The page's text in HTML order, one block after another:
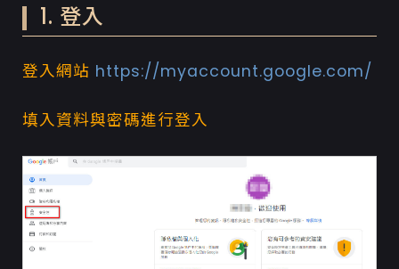
1. 登入
登入網站 https://myaccount.google.com/
填入資料與密碼進行登入